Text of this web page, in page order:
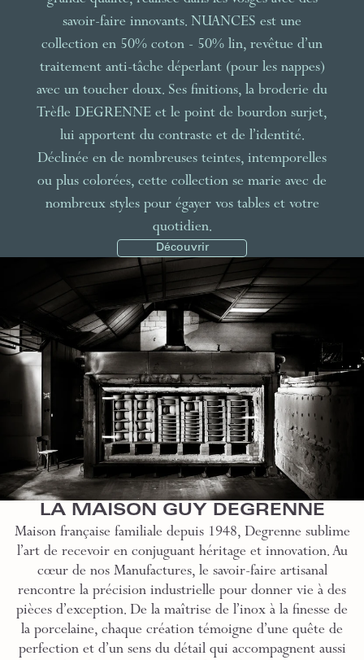
savoir-faire innovants. NUANCES est une
collection en 50% coton - 50% lin, revêtue d’un
traitement anti-tâche déperlant (pour les nappes)
avec un toucher doux. Ses finitions, la broderie du
Trèfle DEGRENNE et le point de bourdon surjet,
lui apportent du contraste et de l’identité.
Déclinée en de nombreuses teintes, intemporelles
ou plus colorées, cette collection se marie avec de
nombreux styles pour égayer vos tables et votre
quotidien.
Découvrir
LA MAISON GUY DEGRENNE
Maison française familiale depuis 1948, Degrenne sublime
l’art de recevoir en conjuguant héritage et innovation. Au
cœur de nos Manufactures, le savoir-faire artisanal
rencontre la précision industrielle pour donner vie à des
pièces d’exception. De la maîtrise de l’inox à la finesse de
la porcelaine, chaque création témoigne d’une quête de
perfection et d’un sens du détail qui accompagnent aussi